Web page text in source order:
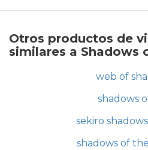
Otros productos de
similares a Shadows
web of
shadows
sekiro
shadows of